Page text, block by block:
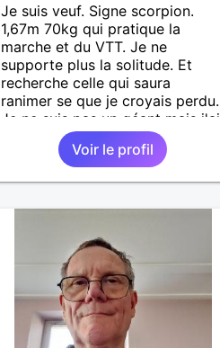
Je suis veuf. Signe scorpion.
1,67m 70kg qui pratique la
marche et du VTT. Je ne
supporte plus la solitude. Et
recherche celle qui saura
ranimer se que je croyais perdu.
Je ne suis pas un géant mais j'ai
un gros coeur. Je supporte pas
le mensonge l'hypocrisie. J'aime
la franchise et l'honnêteté. Les
contacter moi.
Voir le profil